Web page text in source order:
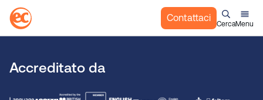
Contattaci
CercaMenu
Accreditato da